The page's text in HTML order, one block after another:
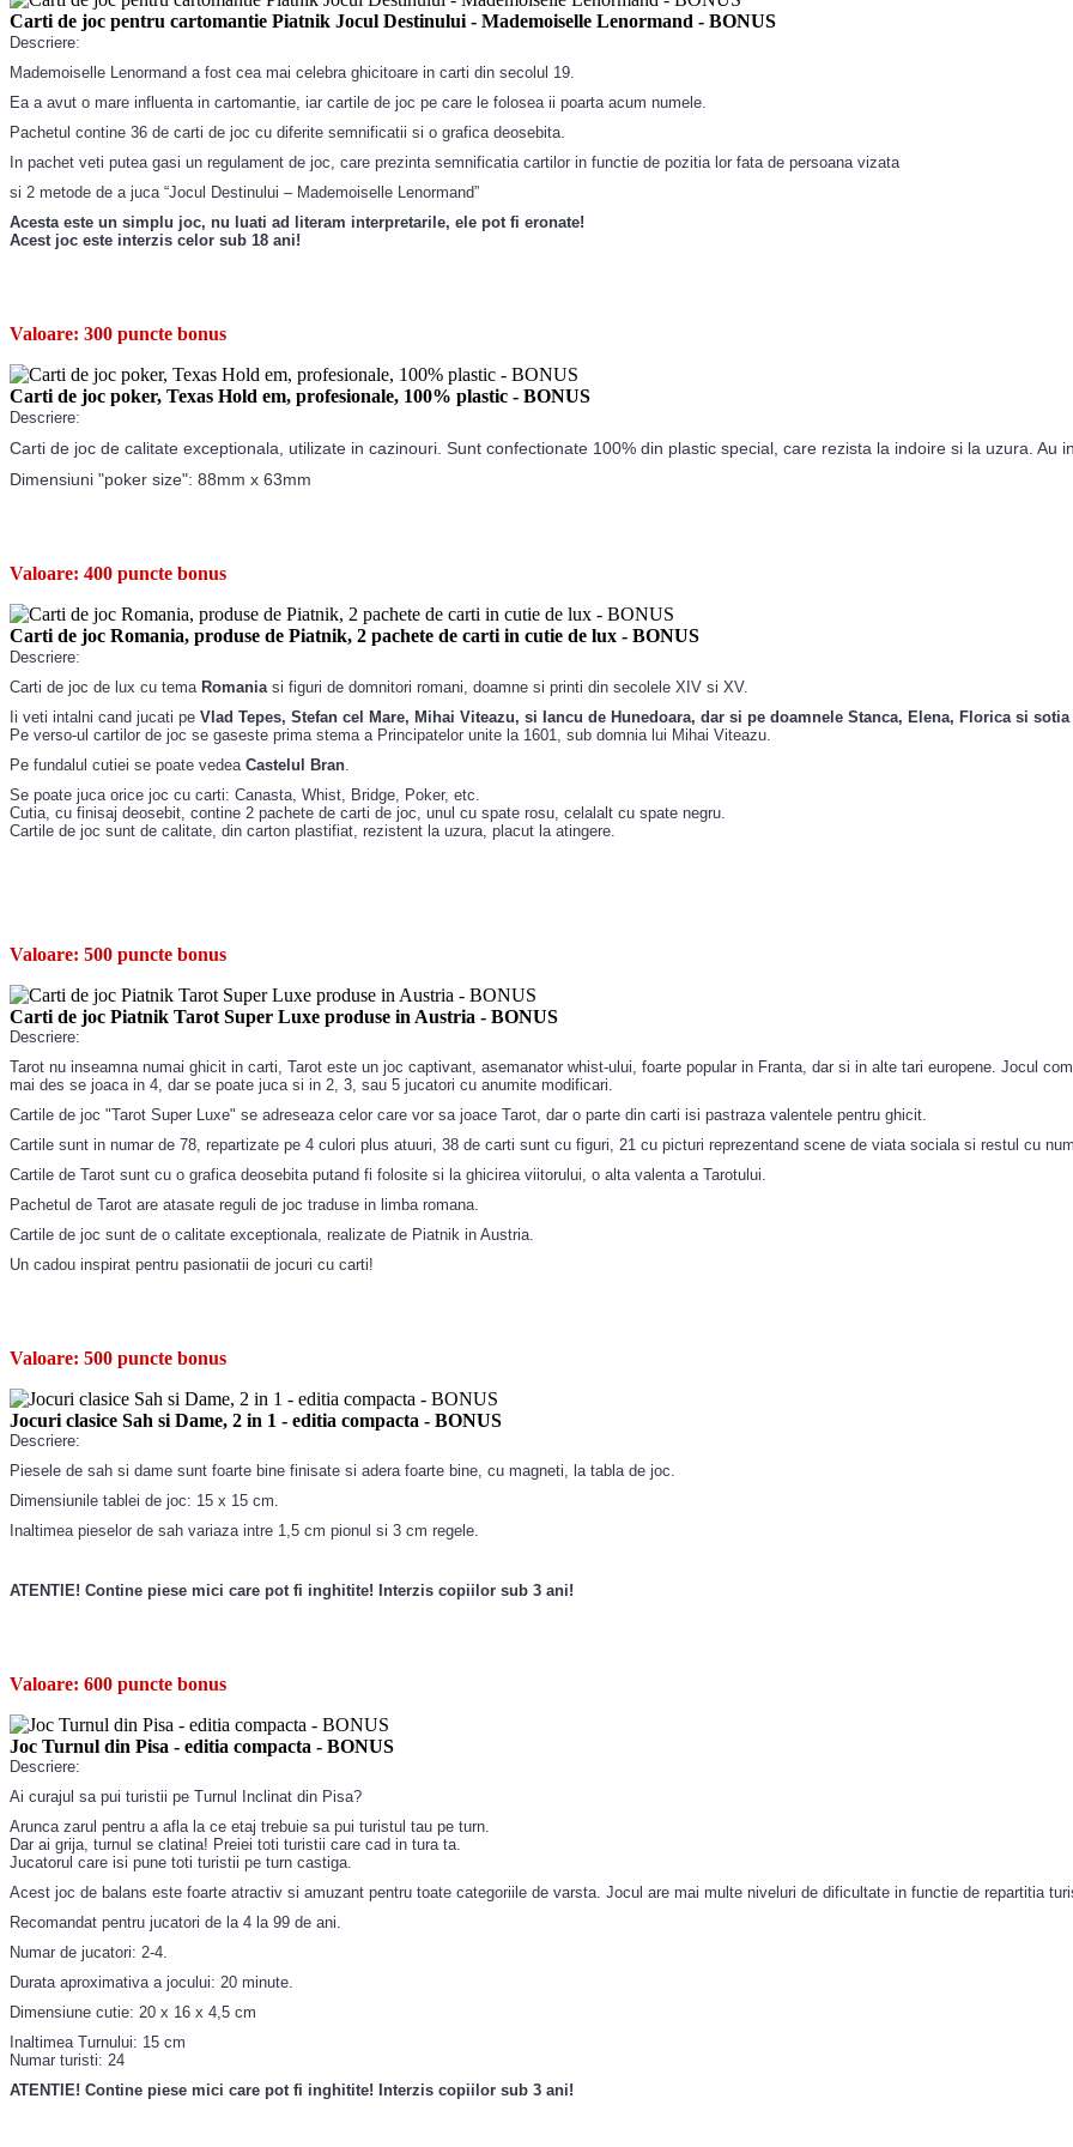
Carti de joc pentru cartomantie Piatnik Jocul Destinului - Mademoiselle Lenormand - BONUS
Descriere:
Mademoiselle Lenormand a fost cea mai celebra ghicitoare in carti din secolul 19.
Ea a avut o mare influenta in cartomantie, iar cartile de joc pe care le folosea ii poarta acum numele.
Pachetul contine 36 de carti de joc cu diferite semnificatii si o grafica deosebita.
In pachet veti putea gasi un regulament de joc, care prezinta semnificatia cartilor in functie de pozitia lor fata de persoana vizata
si 2 metode de a juca “Jocul Destinului – Mademoiselle Lenormand”
Acesta este un simplu joc, nu luati ad literam interpretarile, ele pot fi eronate!
Acest joc este interzis celor sub 18 ani!
Valoare: 300 puncte bonus
Carti de joc poker, Texas Hold em, profesionale, 100% plastic - BONUS
Descriere:
Carti de joc de calitate exceptionala, utilizate in cazinouri. Sunt confectionate 100% din plastic special, care rezista la indoire si la uzura. Au
Dimensiuni "poker size": 88mm x 63mm
Valoare: 400 puncte bonus
Carti de joc Romania, produse de Piatnik, 2 pachete de carti in cutie de lux - BONUS
Descriere:
Carti de joc de lux cu tema Romania si figuri de domnitori romani, doamne si printi din secolele XIV si XV.
Ii veti intalni cand jucati pe Vlad Tepes, Stefan cel Mare, Mihai Viteazu, si Iancu de Hunedoara, dar si pe doamnele Stanca, Elena, Florica si
Pe verso-ul cartilor de joc se gaseste prima stema a Principatelor unite la 1601, sub domnia lui Mihai Viteazu.
Pe fundalul cutiei se poate vedea Castelul Bran
Se poate juca orice joc cu carti: Canasta, Whist, Bridge, Poker, etc.
Cutia, cu finisaj deosebit, contine 2 pachete de carti de joc, unul cu spate rosu, celalalt cu spate negru.
Cartile de joc sunt de calitate, din carton plastifiat, rezistent la uzura, placut la atingere.
Valoare: 500 puncte bonus
Carti de joc Piatnik Tarot Super Luxe produse in Austria - BONUS
Descriere:
Tarot nu inseamna numai ghicit in carti, Tarot este un joc captivant, asemanator whist-ului, foarte popular in Franta, dar si in alte tari europene. Jocul
mai des se joaca in 4, dar se poate juca si in 2, 3, sau 5 jucatori cu anumite modificari.
Cartile de joc "Tarot Super Luxe" se adreseaza celor care vor sa joace Tarot, dar o parte din carti isi pastraza valentele pentru ghicit.
Cartile sunt in numar de 78, repartizate pe 4 culori plus atuuri, 38 de carti sunt cu figuri, 21 cu picturi reprezentand scene de viata sociala si restul cu
Cartile de Tarot sunt cu o grafica deosebita putand fi folosite si la ghicirea viitorului, o alta valenta a Tarotului.
Pachetul de Tarot are atasate reguli de joc traduse in limba romana.
Cartile de joc sunt de o calitate exceptionala, realizate de Piatnik in Austria.
Un cadou inspirat pentru pasionatii de jocuri cu carti!
Valoare: 500 puncte bonus
Jocuri clasice Sah si Dame, 2 in 1 - editia compacta - BONUS
Descriere:
Piesele de sah si dame sunt foarte bine finisate si adera foarte bine, cu magneti, la tabla de joc.
Dimensiunile tablei de joc: 15 x 15 cm.
Inaltimea pieselor de sah variaza intre 1,5 cm pionul si 3 cm regele.
ATENTIE! Contine piese mici care pot fi inghitite! Interzis copiilor sub 3 ani!
Valoare: 600 puncte bonus
Joc Turnul din Pisa - editia compacta - BONUS
Descriere:
Ai curajul sa pui turistii pe Turnul Inclinat din Pisa?
Arunca zarul pentru a afla la ce etaj trebuie sa pui turistul tau pe turn.
Dar ai grija, turnul se clatina! Preiei toti turistii care cad in tura ta.
Jucatorul care isi pune toti turistii pe turn castiga.
Acest joc de balans este foarte atractiv si amuzant pentru toate categoriile de varsta. Jocul are mai multe niveluri de dificultate in functie de repartitia
Recomandat pentru jucatori de la 4 la 99 de ani.
Numar de jucatori: 2-4.
Durata aproximativa a jocului: 20 minute.
Dimensiune cutie: 20 x 16 x 4,5 cm
Inaltimea Turnului: 15 cm
Numar turisti: 24
ATENTIE! Contine piese mici care pot fi inghitite! Interzis copiilor sub 3 ani!